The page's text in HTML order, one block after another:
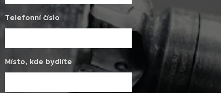
Telefonní číslo
Místo, kde bydlíte